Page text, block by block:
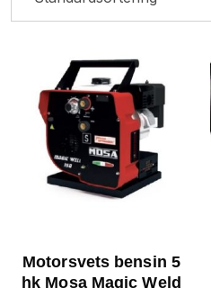
Motorsvets bensin 5
hk Mosa Magic Weld